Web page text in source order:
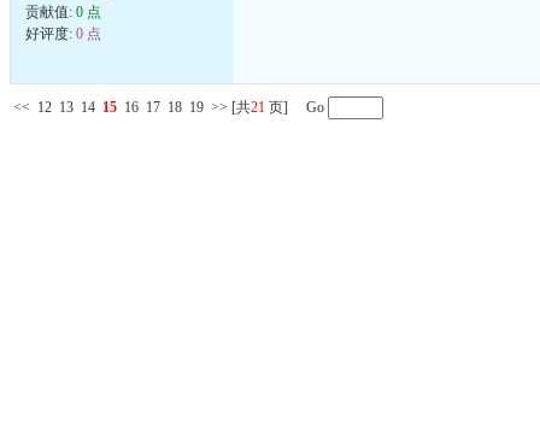
贡献值: 0 点
好评度: 0 点
<< 12 13 14 15 16 17 18 19 >> [共21 页] Go